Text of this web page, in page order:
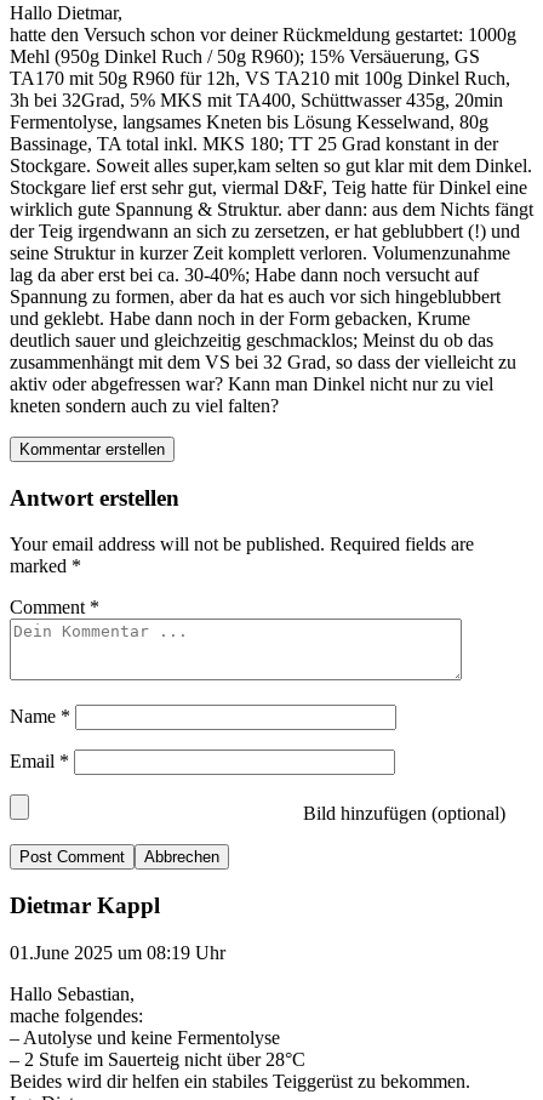
Hallo Dietmar,
hatte den Versuch schon vor deiner Rückmeldung gestartet: 1000g
Mehl (950g Dinkel Ruch / 50g R960); 15% Versäuerung, GS
TA170 mit 50g R960 für 12h, VS TA210 mit 100g Dinkel Ruch,
3h bei 32Grad, 5% MKS mit TA400, Schüttwasser 435g, 20min
Fermentolyse, langsames Kneten bis Lösung Kesselwand, 80g
Bassinage, TA total inkl. MKS 180; TT 25 Grad konstant in der
Stockgare. Soweit alles super,kam selten so gut klar mit dem Dinkel.
Stockgare lief erst sehr gut, viermal D&F, Teig hatte für Dinkel eine
wirklich gute Spannung & Struktur. aber dann: aus dem Nichts fängt
der Teig irgendwann an sich zu zersetzen, er hat geblubbert (!) und
seine Struktur in kurzer Zeit komplett verloren. Volumenzunahme
lag da aber erst bei ca. 30-40%; Habe dann noch versucht auf
Spannung zu formen, aber da hat es auch vor sich hingeblubbert
und geklebt. Habe dann noch in der Form gebacken, Krume
deutlich sauer und gleichzeitig geschmacklos; Meinst du ob das
zusammenhängt mit dem VS bei 32 Grad, so dass der vielleicht zu
aktiv oder abgefressen war? Kann man Dinkel nicht nur zu viel
kneten sondern auch zu viel falten?
Kommentar erstellen
Antwort erstellen
Your email address will not be published. Required fields are
marked *
Comment *
Name *
Email *
Bild hinzufügen (optional)
Abbrechen
Dietmar Kappl
01.June 2025 um 08:19 Uhr
Hallo Sebastian,
mache folgendes:
– Autolyse und keine Fermentolyse
– 2 Stufe im Sauerteig nicht über 28°C
Beides wird dir helfen ein stabiles Teiggerüst zu bekommen.